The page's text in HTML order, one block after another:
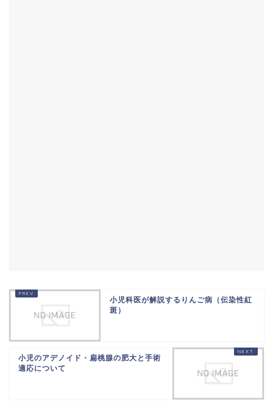
小児科医が解説するりんご病（伝染性紅
斑）
小児のアデノイド・扁桃腺の肥大と手術
適応について